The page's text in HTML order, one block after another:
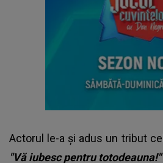
Actorul le-a și adus un tribut
"Vă iubesc pentru totodeauna!"